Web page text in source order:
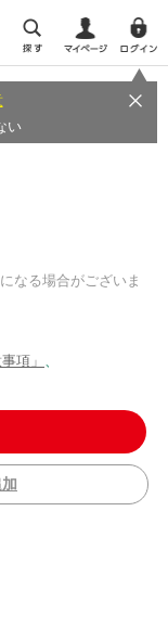
い
なる場合がございま
項」 、